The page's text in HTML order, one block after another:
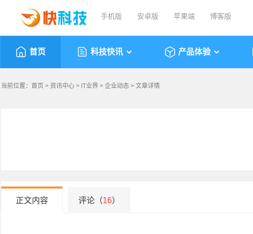
手机版 安卓版 苹果端 博客版
首页 科技快讯 产品体验
当前位置： 首页 > 资讯中心 > IT业界 > 企业动态 > 文章详情
正文内容 评论（16）